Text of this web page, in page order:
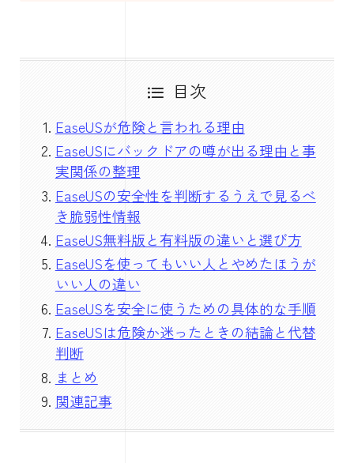
目次
EaseUSが危険と言われる理由
EaseUSにバックドアの噂が出る理由と事
実関係の整理
EaseUSの安全性を判断するうえで見るべ
き脆弱性情報
EaseUS無料版と有料版の違いと選び方
EaseUSを使ってもいい人とやめたほうが
いい人の違い
EaseUSを安全に使うための具体的な手順
EaseUSは危険か迷ったときの結論と代替
判断
まとめ
関連記事